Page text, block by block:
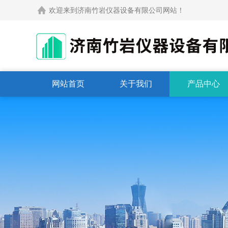
欢迎来到济南竹岩仪器设备有限公司网站！
网站首页 关于我们 产品中心